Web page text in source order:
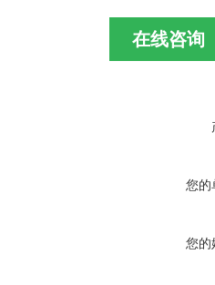
在线咨询
您的
您的